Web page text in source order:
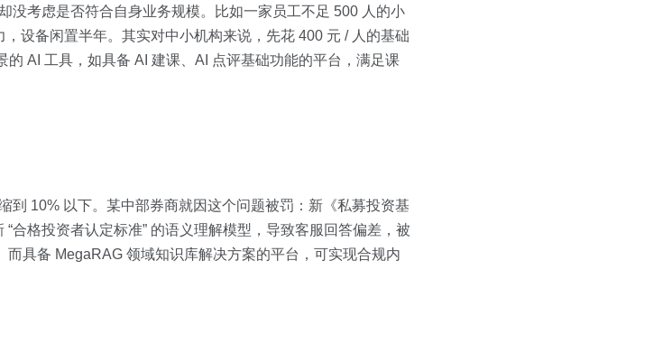
没考虑是否符合自身业务规模。比如一家员工不足 500 人的小
设备闲置半年。其实对中小机构来说，先花 400 元 / 人的基础
的 AI 工具，如具备 AI 建课、AI 点评基础功能的平台，满足课
10% 以下。某中部券商就因这个问题被罚：新《私募投资基
合格投资者认定标准” 的语义理解模型，导致客服回答偏差，被
具备 MegaRAG 领域知识库解决方案的平台，可实现合规内